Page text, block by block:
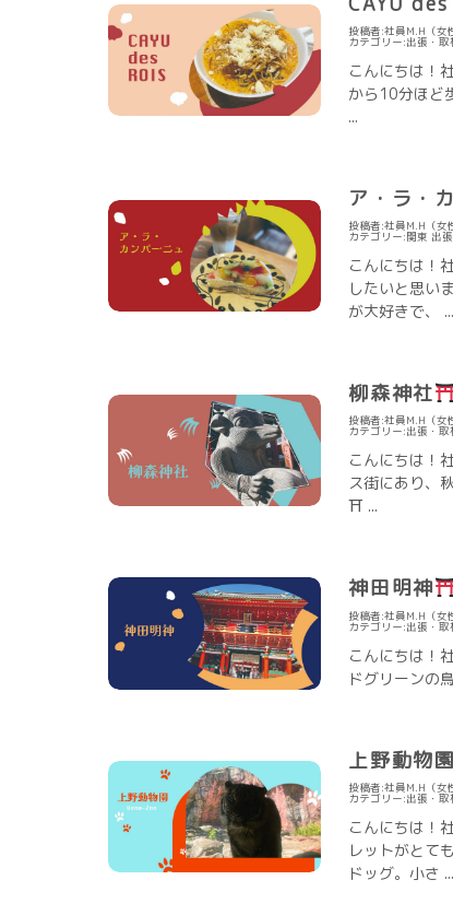
投稿者:社員M.H（女
カテゴリー:出張・取
こんにちは！
から10分ほど
...
ア・ラ・
投稿者:社員M.H（女
カテゴリー:関東 出
こんにちは！
したいと思い
が大好きで、 ...
柳森神社
投稿者:社員M.H（女
カテゴリー:出張・取
こんにちは！
ス街にあり、
⛩ ...
神田明神
投稿者:社員M.H（女
カテゴリー:出張・取
こんにちは！
ドグリーンの
上野動物園
投稿者:社員M.H（女
カテゴリー:出張・取
こんにちは！
レットがとて
ドッグ。小さ ...